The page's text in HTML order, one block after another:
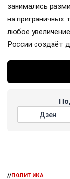
занимались
на приграничных
любое
России создаёт
Дзен
//ПОЛИТИКА